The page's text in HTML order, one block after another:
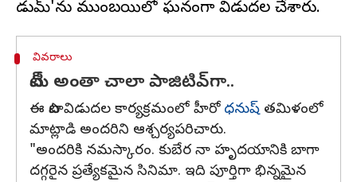
వివరాలు
టీమ్‌ అంతా చాలా పాజిటివ్‌గా..
ఈ పాట విడుదల కార్యక్రమంలో హీరో ధనుష్తమిళంలో
మాట్లాడి అందరిని ఆశ్చర్యపరిచారు.
"అందరికి నమస్కారం. కుబేర నా హృదయానికి బాగా
దగ్గరైన ప్రత్యేకమైన సినిమా. ఇది పూర్తిగా భిన్నమైన